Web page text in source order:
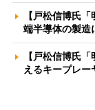
【戸松信博氏
端半導体の製
【戸松信博氏
えるキープレ